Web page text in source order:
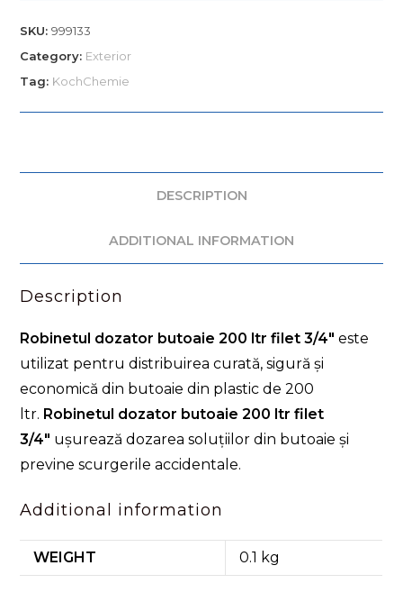
SKU:999133
Category: Exterior
Tag: KochChemie
DESCRIPTION
ADDITIONAL INFORMATION
Description
Robinetul dozator butoaie 200 ltr filet 3/4″ este
utilizat pentru distribuirea curată, sigură și
economică din butoaie din plastic de 200
ltr. Robinetul dozator butoaie 200 ltr filet
3/4″ ușurează dozarea soluțiilor din butoaie și
previne scurgerile accidentale.
Additional information
WEIGHT 0.1 kg